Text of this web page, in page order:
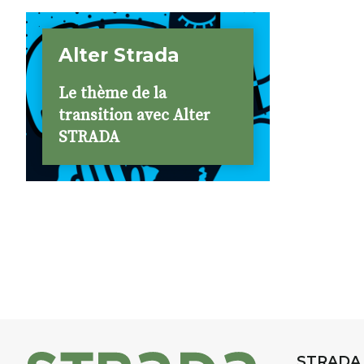
Alter Strada
Le thème de la
transition avec Alter
STRADA